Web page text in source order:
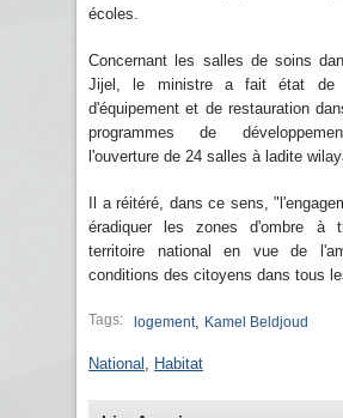
écoles.
Concernant les salles de soins
Jijel, le ministre a fait état de
d'équipement et de restauration
programmes de
l'ouverture de 24 salles à ladite
Il a réitéré, dans ce sens,
éradiquer les zones d'ombre à
territoire national en vue de
conditions des citoyens dans tous
Tags: logement, Kamel Beldjoud
National Habitat